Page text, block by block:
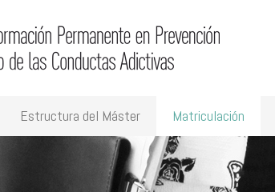
Estructura del Máster Matriculación